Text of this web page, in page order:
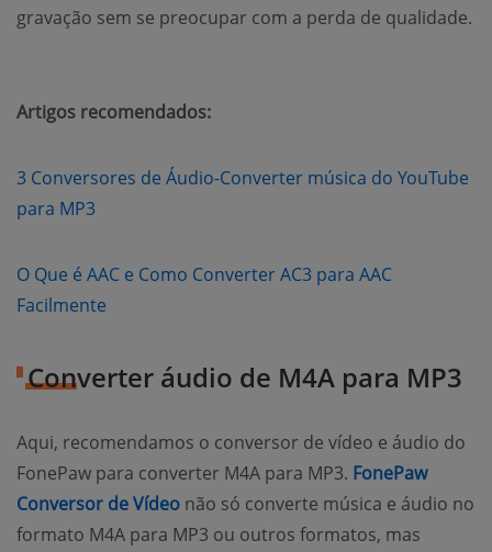
gravação sem se preocupar com a perda de qualidade.
Artigos recomendados:
3 Conversores de Áudio-Converter música do YouTube
para MP3(opens new window)
O Que é AAC e Como Converter AC3 para AAC
Facilmente
Converter áudio de M4A para MP3
Aqui, recomendamos o conversor de vídeo e áudio do
FonePaw para converter M4A para MP3. FonePaw
Conversor de Vídeo (opens new window)
não só converte música e áudio no
formato M4A para MP3 ou outros formatos, mas